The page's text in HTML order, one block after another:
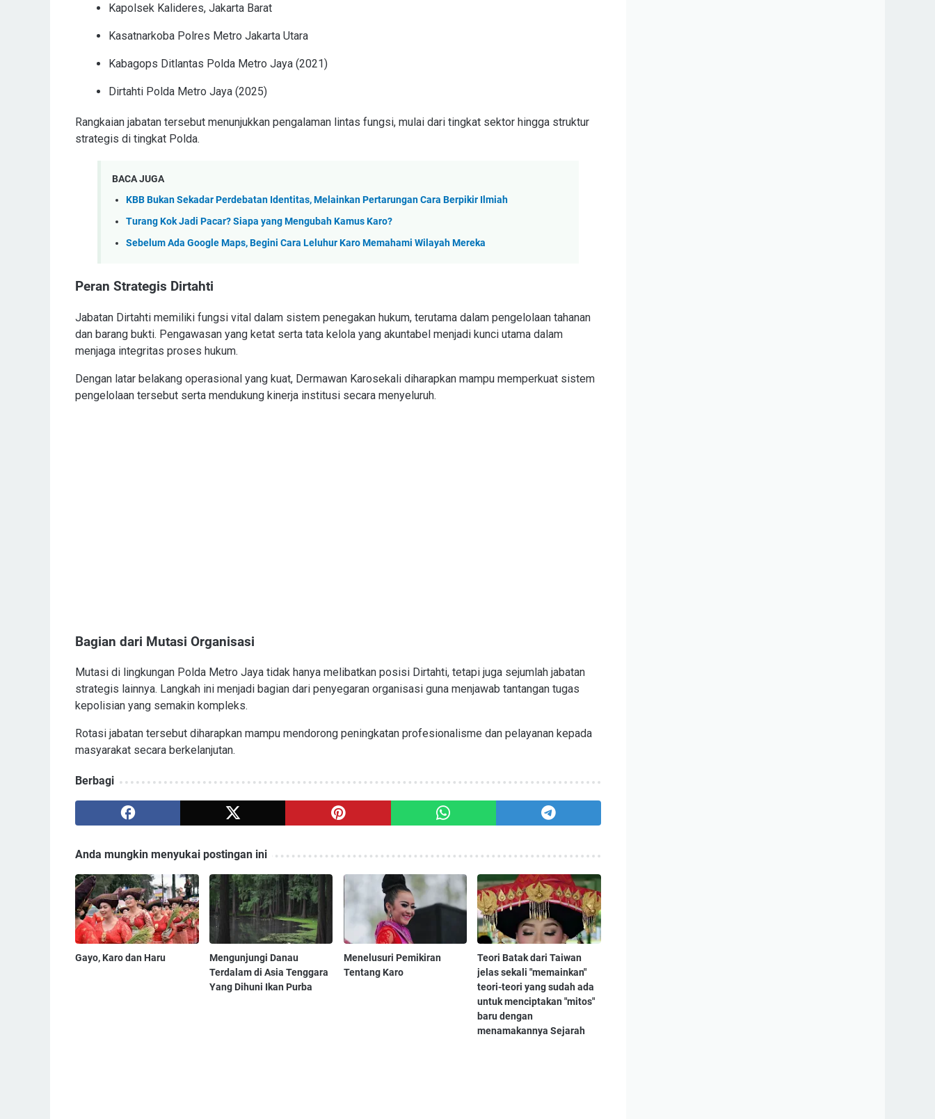
Kapolsek Kalideres, Jakarta Barat
Kasatnarkoba Polres Metro Jakarta Utara
Kabagops Ditlantas Polda Metro Jaya (2021)
Dirtahti Polda Metro Jaya (2025)
Rangkaian jabatan tersebut menunjukkan pengalaman lintas fungsi, mulai dari tingkat sektor hingga struktur
strategis di tingkat Polda.
BACA JUGA
KBB Bukan Sekadar Perdebatan Identitas, Melainkan Pertarungan Cara Berpikir Ilmiah
Turang Kok Jadi Pacar? Siapa yang Mengubah Kamus Karo?
Sebelum Ada Google Maps, Begini Cara Leluhur Karo Memahami Wilayah Mereka
Peran Strategis Dirtahti
Jabatan Dirtahti memiliki fungsi vital dalam sistem penegakan hukum, terutama dalam pengelolaan tahanan
dan barang bukti. Pengawasan yang ketat serta tata kelola yang akuntabel menjadi kunci utama dalam
menjaga integritas proses hukum.
Dengan latar belakang operasional yang kuat, Dermawan Karosekali diharapkan mampu memperkuat sistem
pengelolaan tersebut serta mendukung kinerja institusi secara menyeluruh.
Bagian dari Mutasi Organisasi
Mutasi di lingkungan Polda Metro Jaya tidak hanya melibatkan posisi Dirtahti, tetapi juga sejumlah jabatan
strategis lainnya. Langkah ini menjadi bagian dari penyegaran organisasi guna menjawab tantangan tugas
kepolisian yang semakin kompleks.
Rotasi jabatan tersebut diharapkan mampu mendorong peningkatan profesionalisme dan pelayanan kepada
masyarakat secara berkelanjutan.
Berbagi
Anda mungkin menyukai postingan ini
Gayo, Karo dan Haru
Mengunjungi Danau
Terdalam di Asia Tenggara
Yang Dihuni Ikan Purba
Menelusuri Pemikiran
Tentang Karo
Teori Batak dari Taiwan
jelas sekali "memainkan"
teori-teori yang sudah ada
untuk menciptakan "mitos"
baru dengan
menamakannya Sejarah